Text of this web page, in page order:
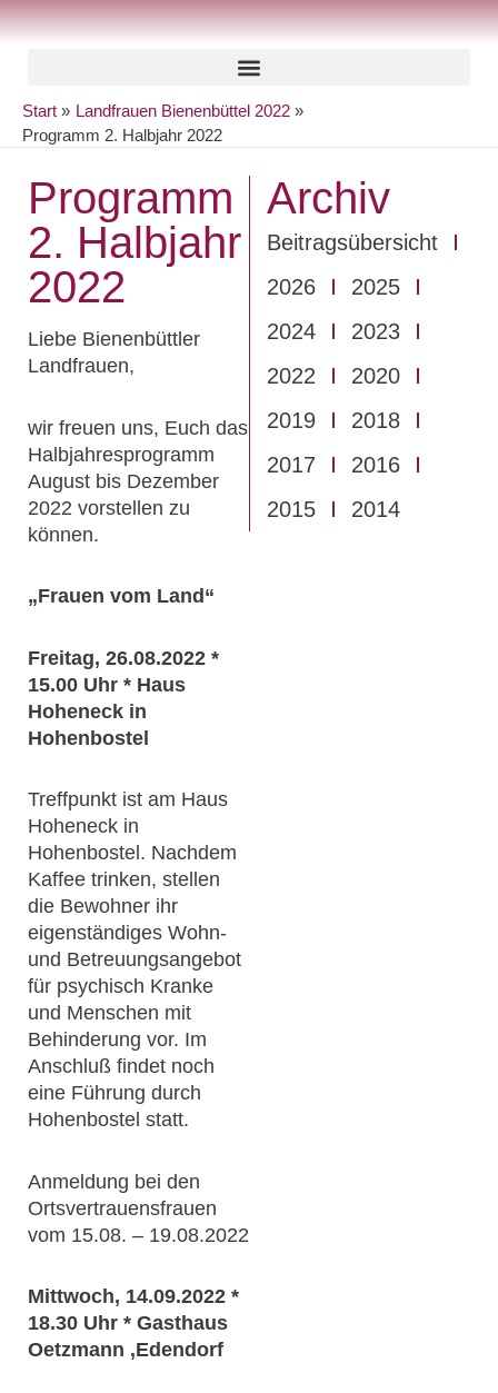
Zum
Inhalt
Start
Landfrauen Bienenbüttel 2022
Programm 2. Halbjahr 2022
Programm
2. Halbjahr
2022
Liebe Bienenbüttler
Landfrauen,
wir freuen uns, Euch das
Halbjahresprogramm
August bis Dezember
2022 vorstellen zu
können.
„Frauen vom Land“
Freitag, 26.08.2022 *
15.00 Uhr * Haus
Hoheneck in
Hohenbostel
Treffpunkt ist am Haus
Hoheneck in
Hohenbostel. Nachdem
Kaffee trinken, stellen
die Bewohner ihr
eigenständiges Wohn-
und Betreuungsangebot
für psychisch Kranke
und Menschen mit
Behinderung vor. Im
Anschluß findet noch
eine Führung durch
Hohenbostel statt.
Anmeldung bei den
Ortsvertrauensfrauen
vom 15.08. – 19.08.2022
Mittwoch, 14.09.2022 *
18.30 Uhr * Gasthaus
Oetzmann ,Edendorf
Archiv
Beitragsübersicht
2026
2025
2024
2023
2022
2020
2019
2018
2017
2016
2015
2014